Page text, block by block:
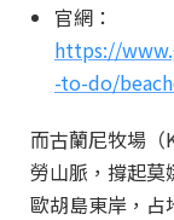
官網：
https://
-to-do/
而古蘭尼牧場（
勞山脈，撐起莫
歐胡島東岸，占